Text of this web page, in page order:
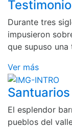
Durante tres
impusieron
que supuso
Ver más
El esplendor
pueblos del